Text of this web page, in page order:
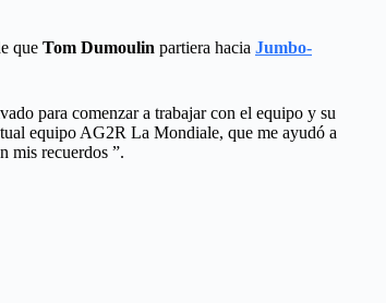
que Tom Dumoulin partiera hacia Jumbo-
para comenzar a trabajar con el equipo y su
equipo AG2R La Mondiale, que me ayudó a
mis recuerdos ”.